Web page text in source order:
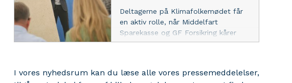
Deltagerne på Klimafolkemødet får
en aktiv rolle, når Middelfart
Sparekasse og GF Forsikring kårer
Årets Klimaiværksætter. Ud over
I vores nyhedsrum kan du læse alle vores pressemeddelelser,